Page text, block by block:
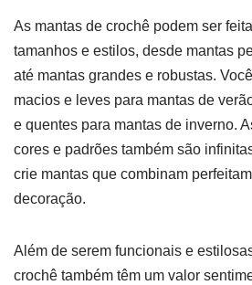
As mantas de crochê podem ser
tamanhos e estilos, desde mantas
até mantas grandes e robustas.
macios e leves para mantas de
e quentes para mantas de inverno.
cores e padrões também são
crie mantas que combinam
decoração.
Além de serem funcionais e
crochê também têm um valor